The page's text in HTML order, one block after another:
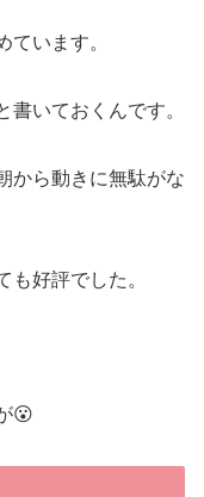
ています。
いておくんです。
から動きに無駄がな
好評でした。
😮